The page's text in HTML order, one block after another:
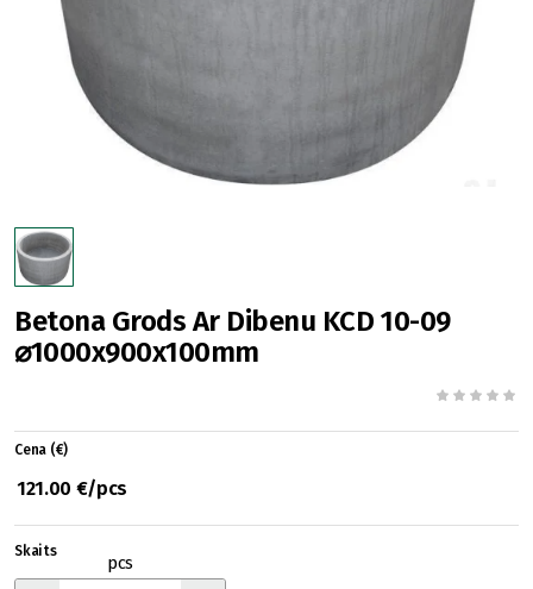
Betona Grods Ar Dibenu KCD 10-09
⌀1000x900x100mm
Cena (€)
121.00 €/pcs
Skaits
pcs